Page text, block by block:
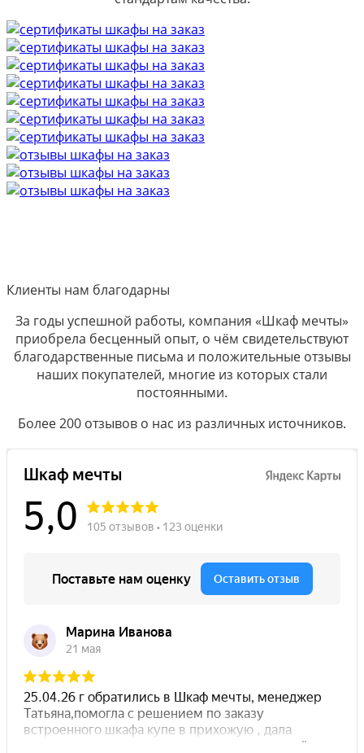
Клиенты нам благодарны
За годы успешной работы, компания «Шкаф мечты»
приобрела бесценный опыт, о чём свидетельствуют
благодарственные письма и положительные отзывы
наших покупателей, многие из которых стали
постоянными.
Более 200 отзывов о нас из различных источников.